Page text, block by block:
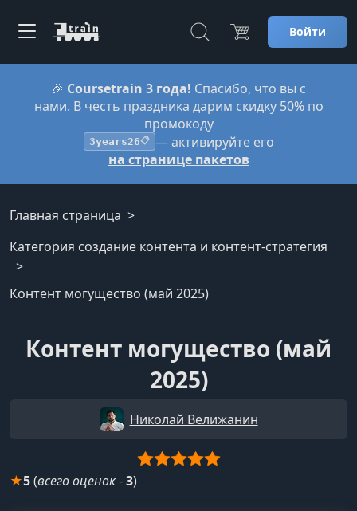
Войти
🎉 Coursetrain 3 года! Спасибо, что вы с
нами. В честь праздника дарим скидку 50% по
промокоду
3years26📋 — активируйте его
на странице пакетов
Главная страница
Категория создание контента и контент-стратегия
Контент могущество (май 2025)
Контент могущество (май
2025)
Николай Велижанин
★5(всего оценок-3)